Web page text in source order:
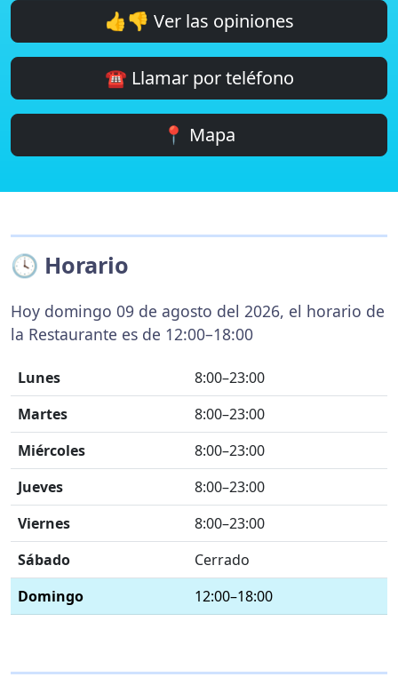
👍👎 Ver las opiniones
☎️ Llamar por teléfono
📍 Mapa
🕓 Horario
Hoy domingo 09 de agosto del 2026, el horario de
la Restaurante es de 12:00–18:00
Lunes
8:00–23:00
Martes
8:00–23:00
Miércoles
8:00–23:00
Jueves
8:00–23:00
Viernes
8:00–23:00
Sábado
Cerrado
Domingo
12:00–18:00